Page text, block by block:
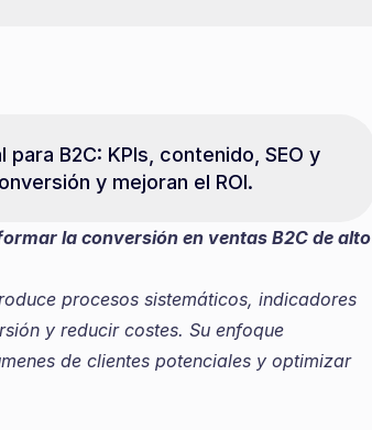
B2C: KPIs, contenido, SEO y
y mejoran el ROI.
la conversión en ventas B2C de alto
y reducir costes. Su enfoque
de clientes potenciales y optimizar